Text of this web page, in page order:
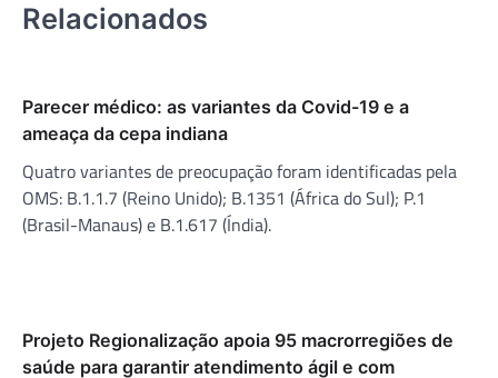
Relacionados
Parecer médico: as variantes da Covid-19 e a
ameaça da cepa indiana
Quatro variantes de preocupação foram identificadas pela
OMS: B.1.1.7 (Reino Unido); B.1351 (África do Sul); P.1
(Brasil-Manaus) e B.1.617 (Índia).
Projeto Regionalização apoia 95 macrorregiões de
saúde para garantir atendimento ágil e com